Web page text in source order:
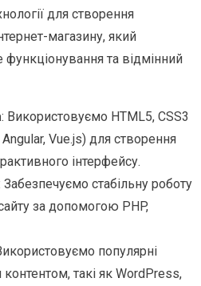
для створення
магазину, який
функціонування та відмінний
: Використовуємо HTML5, CSS3
Vue.js) для створення
інтерфейсу.
Забезпечуємо стабільну роботу
за допомогою PHP,
популярні
такі як WordPress,